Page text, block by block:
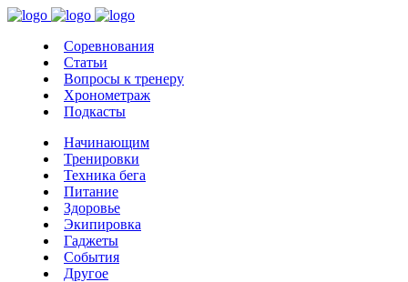
Соревнования
Статьи
Вопросы к тренеру
Хронометраж
Подкасты
Начинающим
Тренировки
Техника бега
Питание
Здоровье
Экипировка
Гаджеты
События
Другое